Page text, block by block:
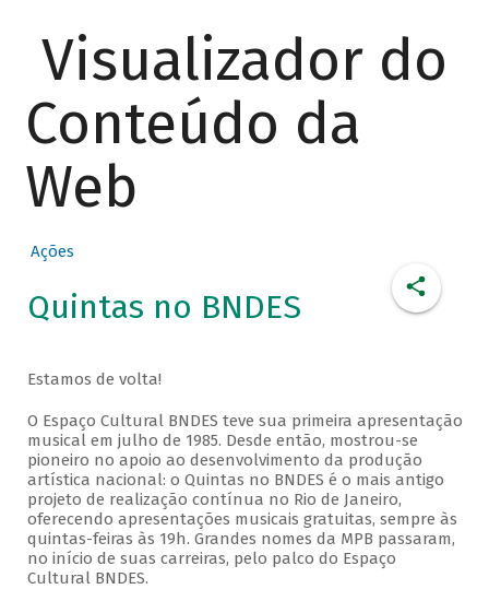
Visualizador do
Conteúdo da
Web
Ações
Quintas no BNDES
Estamos de volta!
O Espaço Cultural BNDES teve sua primeira apresentação
musical em julho de 1985. Desde então, mostrou-se
pioneiro no apoio ao desenvolvimento da produção
artística nacional: o Quintas no BNDES é o mais antigo
projeto de realização contínua no Rio de Janeiro,
oferecendo apresentações musicais gratuitas, sempre às
quintas-feiras às 19h. Grandes nomes da MPB passaram,
no início de suas carreiras, pelo palco do Espaço
Cultural BNDES.